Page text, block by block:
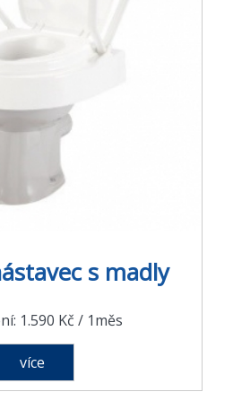
s madly
1.590 Kč / 1měs
více